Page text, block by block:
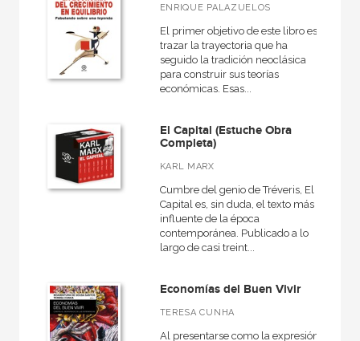
ENRIQUE PALAZUELOS
El primer objetivo de este libro es
trazar la trayectoria que ha
seguido la tradición neoclásica
para construir sus teorías
económicas. Esas...
El Capital (Estuche Obra
Completa)
KARL MARX
Cumbre del genio de Tréveris, El
Capital es, sin duda, el texto más
influente de la época
contemporánea. Publicado a lo
largo de casi treint...
Economías del Buen Vivir
TERESA CUNHA
Al presentarse como la expresión